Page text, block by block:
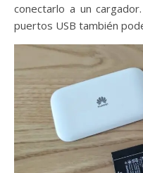
conectarlo a un
puertos USB también